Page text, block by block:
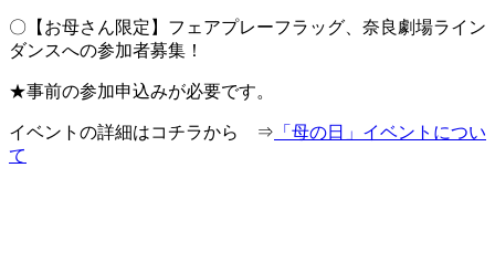
〇【お母さん限定】フェアプレーフラッグ、奈良劇場ライン
ダンスへの参加者募集！
★事前の参加申込みが必要です。
イベントの詳細はコチラから ⇒ 「母の日」イベントについ
て